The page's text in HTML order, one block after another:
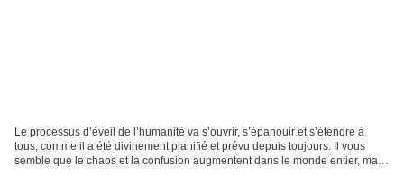
Le processus d’éveil de l’humanité va s’ouvrir, s’épanouir et s’étendre à
tous, comme il a été divinement planifié et prévu depuis toujours. Il vous
semble que le chaos et la confusion augmentent dans le monde entier, mais